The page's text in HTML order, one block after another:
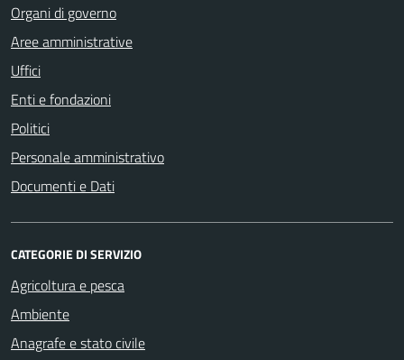
Organi di governo
Aree amministrative
Uffici
Enti e fondazioni
Politici
Personale amministrativo
Documenti e Dati
CATEGORIE DI SERVIZIO
Agricoltura e pesca
Ambiente
Anagrafe e stato civile